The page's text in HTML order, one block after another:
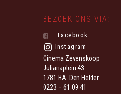
BEZOEK ONS VIA:
Facebook
Instagram
Cinema Zevenskoop
Julianaplein 43
1781 HA Den Helder
0223 – 61 09 41